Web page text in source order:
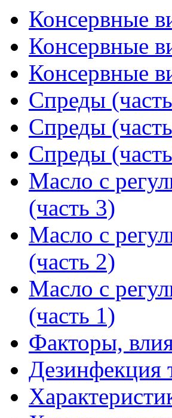
Консервные
Консервные
Консервные
Спреды
Спреды
Спреды
Масло с
(часть 3)
Масло с
(часть 2)
Масло с
(часть 1)
Факторы,
Дезинфекция